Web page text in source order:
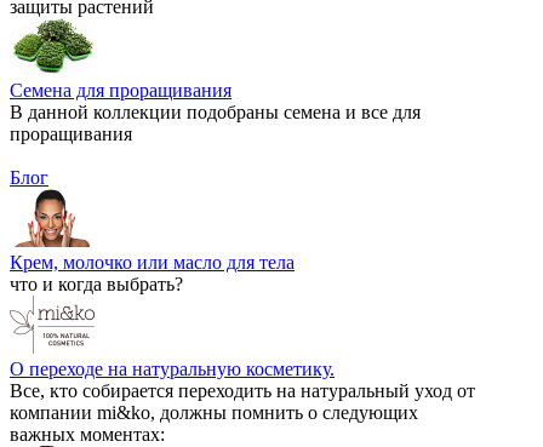
защиты растений
Семена для проращивания
В данной коллекции подобраны семена и все для
проращивания
Блог
Крем, молочко или масло для тела
что и когда выбрать?
О переходе на натуральную косметику.
Все, кто собирается переходить на натуральный уход от
компании mi&ko, должны помнить о следующих
важных моментах: